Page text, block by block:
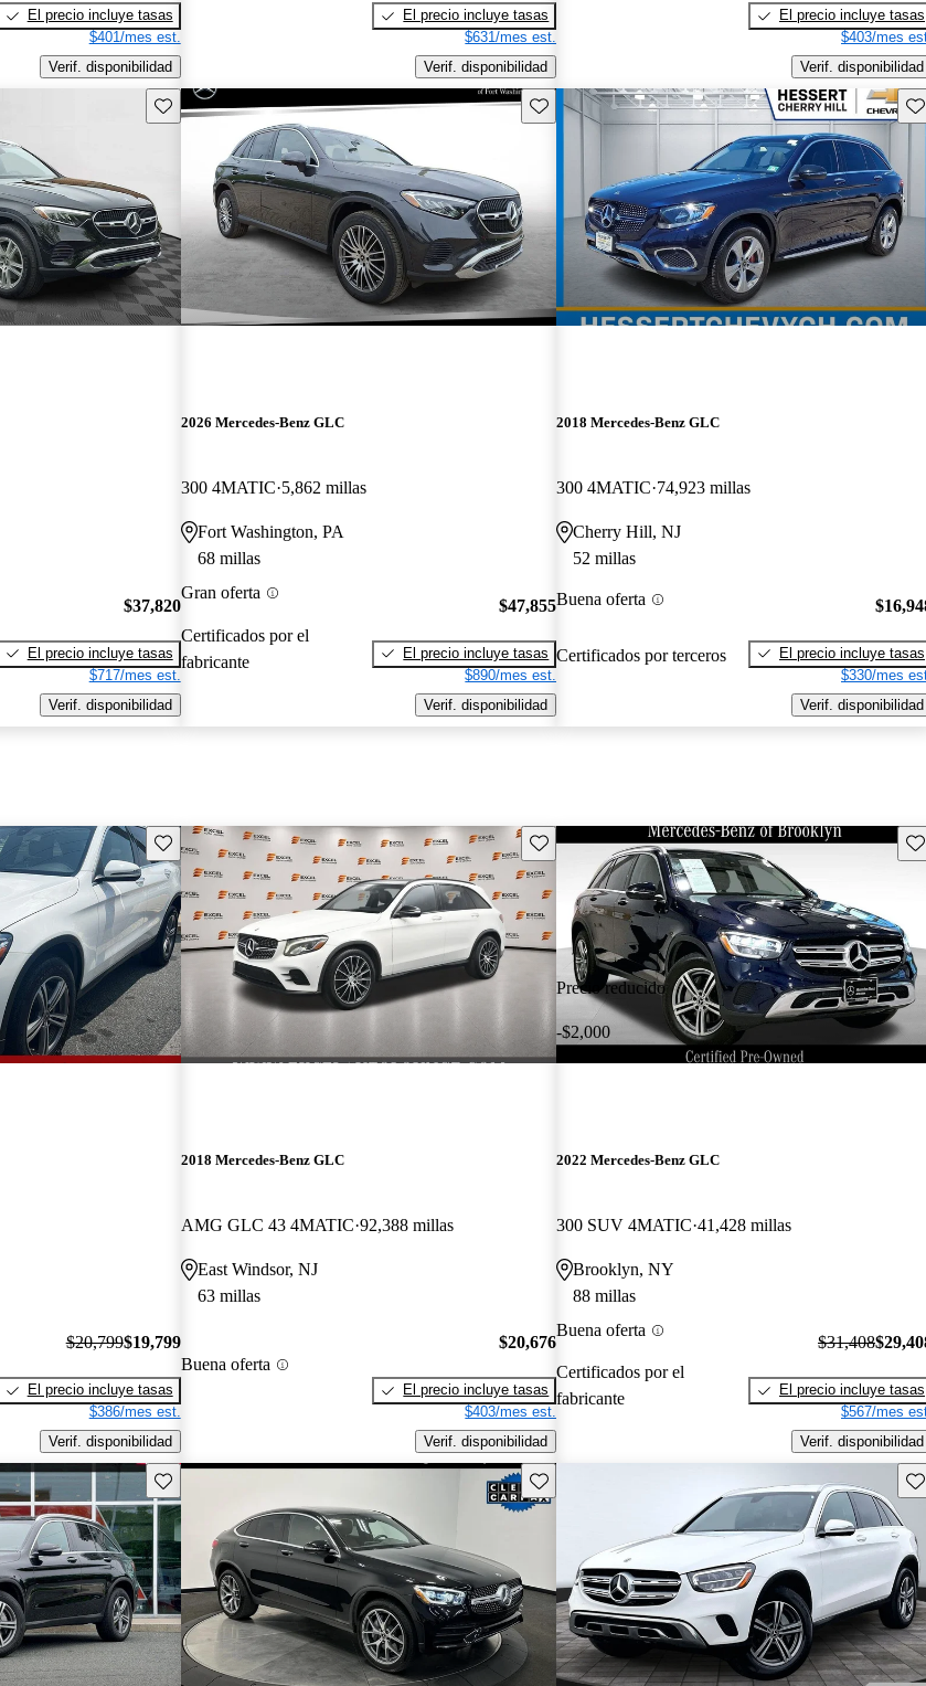
El precio incluye tasas
$401/mes est.
Verif. disponibilidad
El precio incluye tasas
$631/mes est.
Verif. disponibilidad
El precio incluye tasas
$403/mes
Verif. disponibilidad
Guarda este Aviso
$37,820
El precio incluye tasas
$717/mes est.
Verif. disponibilidad
Guarda este Aviso
2026 Mercedes-Benz GLC
300 4MATIC 5,862 millas
Fort Washington, PA
68 millas
Gran oferta
Certificados por el
fabricante
$47,855
El precio incluye tasas
$890/mes est.
Verif. disponibilidad
2018 Mercedes-Benz GLC
300 4MATIC 74,923 millas
Cherry Hill, NJ
52 millas
Buena oferta
Certificados por terceros
El precio incluye tasas
$330/mes
Verif. disponibilidad
Guarda este Aviso
$20,799$19,799
El precio incluye tasas
$386/mes est.
Verif. disponibilidad
Guarda este Aviso
2018 Mercedes-Benz GLC
AMG GLC 43 4MATIC 92,388 millas
East Windsor, NJ
63 millas
Buena oferta
$20,676
El precio incluye tasas
$403/mes est.
Verif. disponibilidad
Precio reducido
-$2,000
2022 Mercedes-Benz GLC
300 SUV 4MATIC 41,428 millas
Brooklyn, NY
88 millas
Buena oferta
Certificados por el
fabricante
$31,408
El precio incluye tasas
$567/mes
Verif. disponibilidad
Guarda este Aviso Guarda este Aviso